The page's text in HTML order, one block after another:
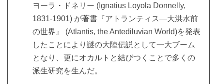
ヨーラ・ドネリー (Ignatius Loyola Donnelly,
1831-1901) が著書『アトランティス―大洪水前
の世界』 (Atlantis, the Antediluvian World)を発表
したことにより謎の大陸伝説として一大ブーム
となり、更にオカルトと結びつくことで多くの
派生研究を生んだ。